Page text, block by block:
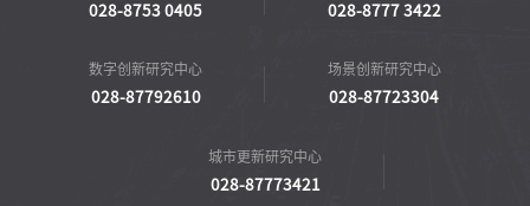
028-8753 0405 028-8777 3422
数字创新研究中心
028-87792610
场景创新研究中心
028-87723304
城市更新研究中心
028-87773421